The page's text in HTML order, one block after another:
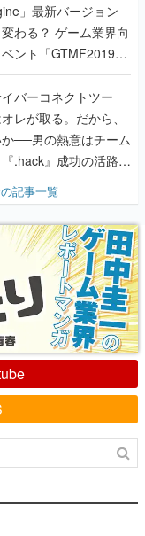
」最新バージョン
わる？ ゲーム業界向
ント「GTMF2019」
深めよう【PR】
バーコネクトツー
レが取る。だから、
──男の熱意はチーム
.hack』成功の活路を
松山 洋に流れる血は
った【若ゲのいた
の記事一覧